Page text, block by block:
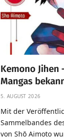
Kemono Jihen
Mangas
5. AUGUST 2026
Mit der
Sammelbandes
von Shō Aimoto